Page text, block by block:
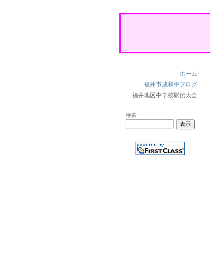
ホーム
福井市成和中ブログ
福井地区中学校駅伝大会
検索